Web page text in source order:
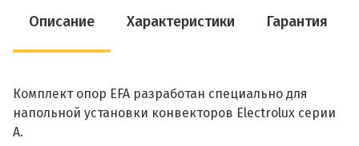
Описание Характеристики Гарантия
Комплект опор EFA разработан специально для
напольной установки конвекторов Electrolux cерии
А.